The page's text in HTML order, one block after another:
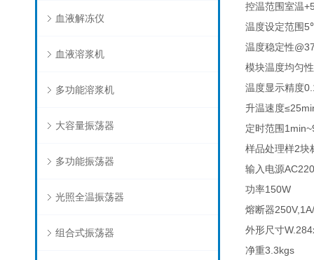
血液解冻仪
血液溶浆机
多功能溶浆机
大容量振荡器
多功能振荡器
光照全温振荡器
组合式振荡器
控温范围室温
温度设定范围 5
温度稳定性
模块温度均匀性
温度显示精度
升温速度
定时范围
样品处理样2块
输入电源
功率150W
熔断器
外形尺寸
净重3.3kgs